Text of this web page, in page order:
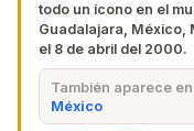
todo un ícono en el
Guadalajara, México,
el 8 de abril del 2000.
También aparece
México